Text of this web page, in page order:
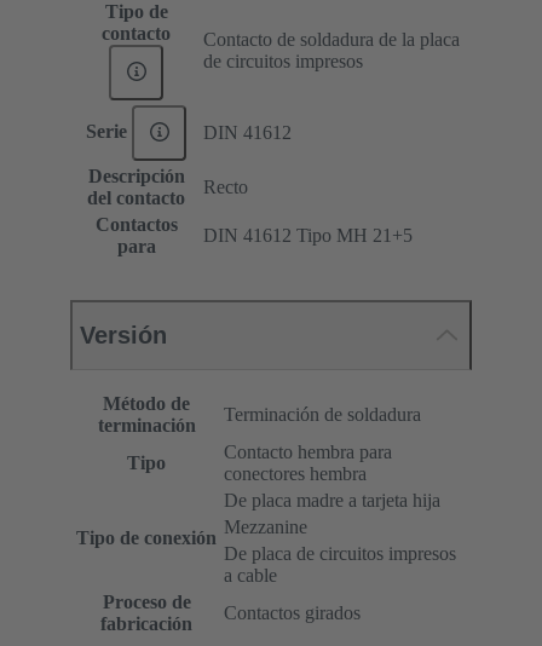
Tipo de
contacto
Contacto de soldadura de la placa
de circuitos impresos
Serie DIN 41612
Descripción
del contacto
Recto
Contactos
para
DIN 41612 Tipo MH 21+5
Versión
Método de
terminación
Terminación de soldadura
Tipo
Contacto hembra para
conectores hembra
Tipo de conexión
De placa madre a tarjeta hija
Mezzanine
De placa de circuitos impresos
a cable
Proceso de
fabricación
Contactos girados